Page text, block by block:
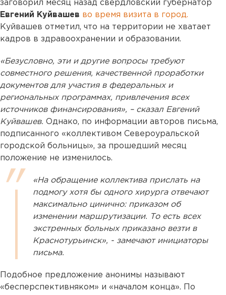
заговорил месяц назад свердловский губернатор
Евгений Куйвашев во время визита в город.
Куйвашев отметил, что на территории не хватает
кадров в здравоохранении и образовании.
«Безусловно, эти и другие вопросы требуют
совместного решения, качественной проработки
документов для участия в федеральных и
региональных программах, привлечения всех
источников финансирования», – сказал Евгений
Куйвашев. Однако, по информации авторов письма,
подписанного «коллективом Североуральской
городской больницы», за прошедший месяц
положение не изменилось.
«На обращение коллектива прислать на
подмогу хотя бы одного хирурга отвечают
максимально цинично: приказом об
изменении маршрутизации. То есть всех
экстренных больных приказано везти в
Краснотурьинск», - замечают инициаторы
письма.
Подобное предложение анонимы называют
«бесперспективняком» и «началом конца». По